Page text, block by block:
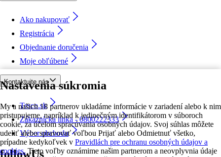
Nastavenia súkromia
My a našich 18 partnerov ukladáme informácie v zariadení alebo k nim
pristupujeme, napríklad k jedinečným identifikátorom v súboroch
cookie, za účelom spracúvania osobných údajov. Svoj súhlas môžete
udeliť alebo spravovať voľbou Prijať alebo Odmietnuť všetko,
prípadne kedykoľvek v Pravidlách pre ochranu osobných údajov a
cookies. Tieto voľby oznámime našim partnerom a neovplyvnia údaje
Ako nakupovať
Registrácia
Objednanie doručenia
Moje obľúbené
Kontaktujte nás
Tesco.sk
Zákaznícka linka - 0800222333
Výber obchodu
followUs